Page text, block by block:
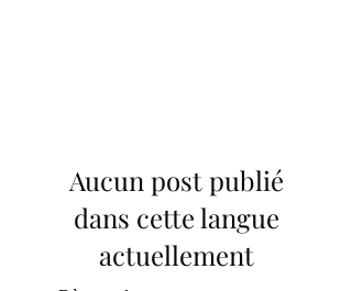
Aucun post publié
dans cette langue
actuellement